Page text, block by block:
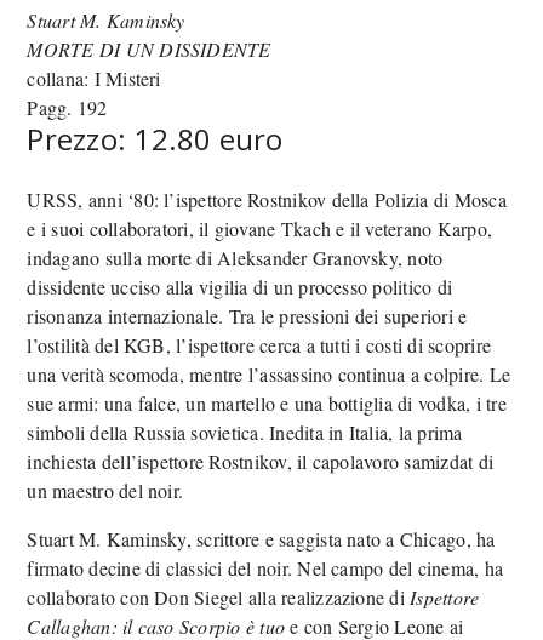
Stuart M. Kaminsky
MORTE DI UN DISSIDENTE
collana: I Misteri
Pagg. 192
Prezzo: 12.80 euro
URSS, anni ‘80: l’ispettore Rostnikov della Polizia di Mosca
e i suoi collaboratori, il giovane Tkach e il veterano Karpo,
indagano sulla morte di Aleksander Granovsky, noto
dissidente ucciso alla vigilia di un processo politico di
risonanza internazionale. Tra le pressioni dei superiori e
l’ostilità del KGB, l’ispettore cerca a tutti i costi di scoprire
una verità scomoda, mentre l’assassino continua a colpire. Le
sue armi: una falce, un martello e una bottiglia di vodka, i tre
simboli della Russia sovietica. Inedita in Italia, la prima
inchiesta dell’ispettore Rostnikov, il capolavoro samizdat di
un maestro del noir.
Stuart M. Kaminsky, scrittore e saggista nato a Chicago, ha
firmato decine di classici del noir. Nel campo del cinema, ha
collaborato con Don Siegel alla realizzazione di Ispettore
Callaghan: il caso Scorpio è tuoe con Sergio Leone ai